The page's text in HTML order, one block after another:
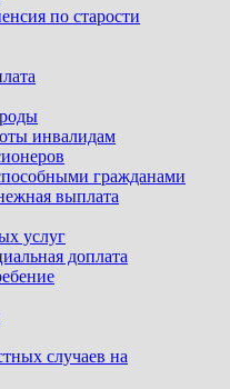
по старости
инвалидам
гражданами
выплата
услуг
доплата
случаев на